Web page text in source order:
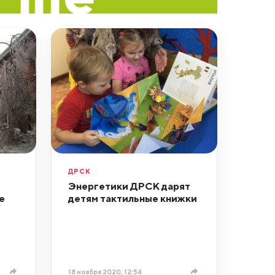
ДРСК
Энергетики ДРСК дарят
детям тактильные книжки
18 ноября 2020, 12:54